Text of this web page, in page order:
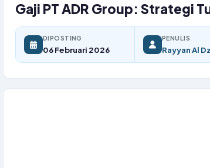
Gaji PT ADR Group: Strategi
DIPOSTING
06 Februari 2026
PENULIS
Rayyan Al